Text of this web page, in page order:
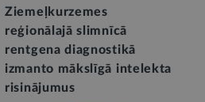
Ziemeļkurzemes
reģionālajā slimnīcā
rentgena diagnostikā
izmanto mākslīgā intelekta
risinājumus